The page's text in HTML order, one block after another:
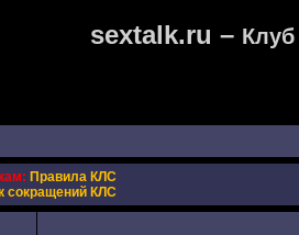
sextalk.ru –
Правила КЛС
сокращений КЛС